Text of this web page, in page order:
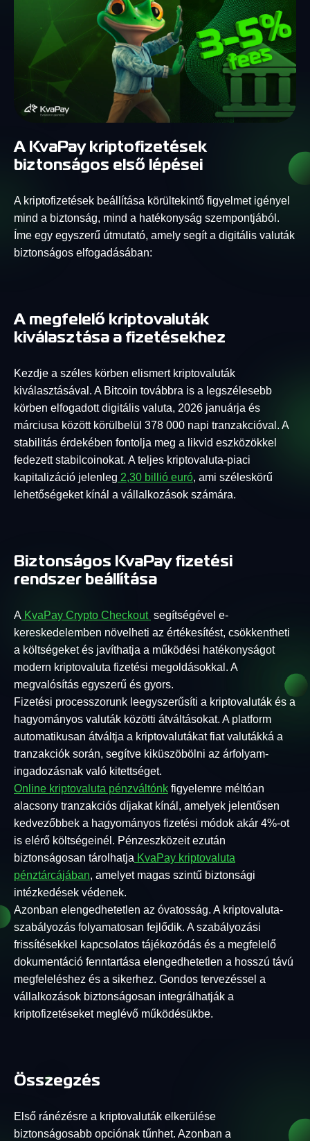
A KvaPay kriptofizetések
biztonságos első lépései
A kriptofizetések beállítása körültekintő figyelmet igényel
mind a biztonság, mind a hatékonyság szempontjából.
Íme egy egyszerű útmutató, amely segít a digitális valuták
biztonságos elfogadásában:
A megfelelő kriptovaluták
kiválasztása a fizetésekhez
Kezdje a széles körben elismert kriptovaluták
kiválasztásával. A Bitcoin továbbra is a legszélesebb
körben elfogadott digitális valuta, 2026 januárja és
márciusa között körülbelül 378 000 napi tranzakcióval. A
stabilitás érdekében fontolja meg a likvid eszközökkel
fedezett stabilcoinokat. A teljes kriptovaluta-piaci
kapitalizáció jelenleg 2,30 billió euró, ami széleskörű
lehetőségeket kínál a vállalkozások számára.
Biztonságos KvaPay fizetési
rendszer beállítása
A KvaPay Crypto Checkout segítségével e-
kereskedelemben növelheti az értékesítést, csökkentheti
a költségeket és javíthatja a működési hatékonyságot
modern kriptovaluta fizetési megoldásokkal. A
megvalósítás egyszerű és gyors.
Fizetési processzorunk leegyszerűsíti a kriptovaluták és a
hagyományos valuták közötti átváltásokat. A platform
automatikusan átváltja a kriptovalutákat fiat valutákká a
tranzakciók során, segítve kiküszöbölni az árfolyam-
ingadozásnak való kitettséget.
Online kriptovaluta pénzváltónk figyelemre méltóan
alacsony tranzakciós díjakat kínál, amelyek jelentősen
kedvezőbbek a hagyományos fizetési módok akár 4%-ot
is elérő költségeinél. Pénzeszközeit ezután
biztonságosan tárolhatja KvaPay kriptovaluta
pénztárcájában, amelyet magas szintű biztonsági
intézkedések védenek.
Azonban elengedhetetlen az óvatosság. A kriptovaluta-
szabályozás folyamatosan fejlődik. A szabályozási
frissítésekkel kapcsolatos tájékozódás és a megfelelő
dokumentáció fenntartása elengedhetetlen a hosszú távú
megfeleléshez és a sikerhez. Gondos tervezéssel a
vállalkozások biztonságosan integrálhatják a
kriptofizetéseket meglévő működésükbe.
Összegzés
Első ránézésre a kriptovaluták elkerülése
biztonságosabb opciónak tűnhet. Azonban a